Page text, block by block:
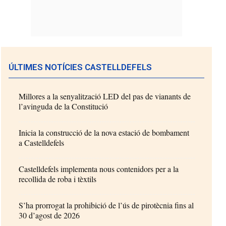
ÚLTIMES NOTÍCIES CASTELLDEFELS
Millores a la senyalització LED del pas de vianants de
l’avinguda de la Constitució
Inicia la construcció de la nova estació de bombament
a Castelldefels
Castelldefels implementa nous contenidors per a la
recollida de roba i tèxtils
S’ha prorrogat la prohibició de l’ús de pirotècnia fins al
30 d’agost de 2026